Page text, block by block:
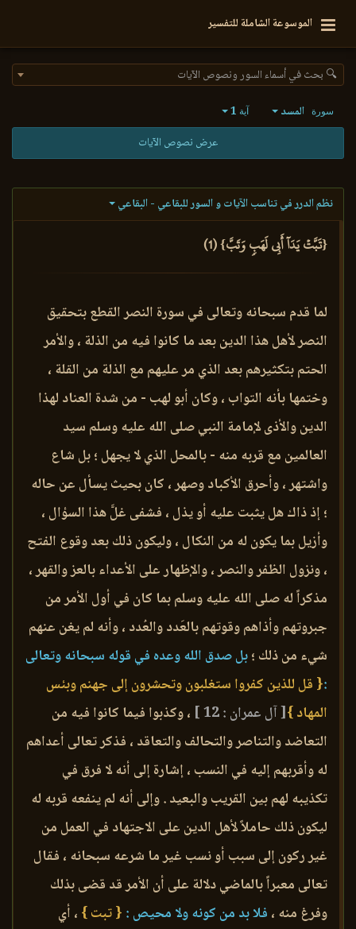
الموسوعة الشاملة للتفسير
🔍 بحث في أسماء السور ونصوص الآيات
سورة المسد آية 1
عرض نصوص الآيات
نظم الدرر في تناسب الآيات و السور للبقاعي - البقاعي
{تَبَّتۡ يَدَآ أَبِي لَهَبٖ وَتَبَّ} (1)
لما قدم سبحانه وتعالى في سورة النصر القطع بتحقيق
النصر لأهل هذا الدين بعد ما كانوا فيه من الذلة ، والأمر
الحتم بتكثيرهم بعد الذي مر عليهم مع الذلة من القلة ،
وختمها بأنه التواب ، وكان أبو لهب - من شدة العناد لهذا
الدين والأذى لإمامة النبي صلى الله عليه وسلم سيد
العالمين مع قربه منه - بالمحل الذي لا يجهل ؛ بل شاع
واشتهر ، وأحرق الأكباد وصهر ، كان بحيث يسأل عن حاله
؛ إذ ذاك هل يثبت عليه أو يذل ، فشفى غلَّ هذا السؤال ،
وأزيل بما يكون له من النكال ، وليكون ذلك بعد وقوع الفتح
، ونزول الظفر والنصر ، والإظهار على الأعداء بالعز والقهر ،
مذكراً له صلى الله عليه وسلم بما كان في أول الأمر من
جبروتهم وأذاهم وقوتهم بالعَدد والعُدد ، وأنه لم يغن عنهم
شيء من ذلك ؛بل صدق الله وعده في قوله سبحانه وتعالى
:{ قل للذين كفروا ستغلبون وتحشرون إلى جهنم وبئس
المهاد }[ آل عمران : 12 ]
، وكذبوا فيما كانوا فيه من
التعاضد والتناصر والتحالف والتعاقد ، فذكر تعالى أعداهم
له وأقربهم إليه في النسب ، إشارة إلى أنه لا فرق في
تكذيبه لهم بين القريب والبعيد . وإلى أنه لم ينفعه قربه له
ليكون ذلك حاملاً لأهل الدين على الاجتهاد في العمل من
غير ركون إلى سبب أو نسب غير ما شرعه سبحانه ، فقال
تعالى معبراً بالماضي دلالة على أن الأمر قد قضى بذلك
وفرغ منه ، فلا بد من كونه ولا محيص : { تبت } ، أي